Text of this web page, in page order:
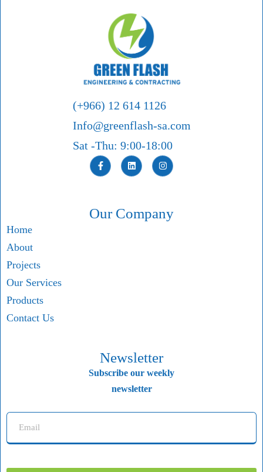
(+966) 12 614 1126
Info@greenflash-sa.com
Sat -Thu: 9:00-18:00
Our Company
Home
About
Projects
Our Services
Products
Contact Us
Newsletter
Subscribe our weekly
newsletter